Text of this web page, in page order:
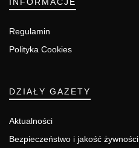
Regulamin
Polityka Cookies
DZIAŁY GAZETY
Aktualności
Bezpieczeństwo i jakość żywności